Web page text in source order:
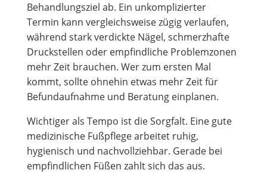
Behandlungsziel ab. Ein unkomplizierter
Termin kann vergleichsweise zügig verlaufen,
während stark verdickte Nägel, schmerzhafte
Druckstellen oder empfindliche Problemzonen
mehr Zeit brauchen. Wer zum ersten Mal
kommt, sollte ohnehin etwas mehr Zeit für
Befundaufnahme und Beratung einplanen.
Wichtiger als Tempo ist die Sorgfalt. Eine gute
medizinische Fußpflege arbeitet ruhig,
hygienisch und nachvollziehbar. Gerade bei
empfindlichen Füßen zahlt sich das aus.